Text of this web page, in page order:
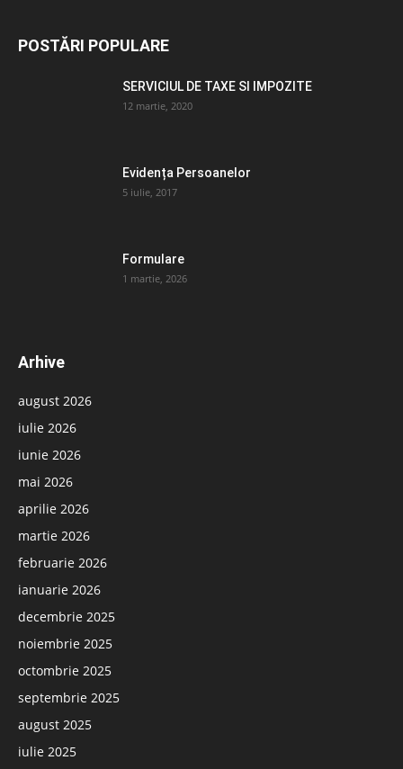
POSTĂRI POPULARE
SERVICIUL DE TAXE SI IMPOZITE
12 martie, 2020
Evidența Persoanelor
5 iulie, 2017
Formulare
1 martie, 2026
Arhive
august 2026
iulie 2026
iunie 2026
mai 2026
aprilie 2026
martie 2026
februarie 2026
ianuarie 2026
decembrie 2025
noiembrie 2025
octombrie 2025
septembrie 2025
august 2025
iulie 2025